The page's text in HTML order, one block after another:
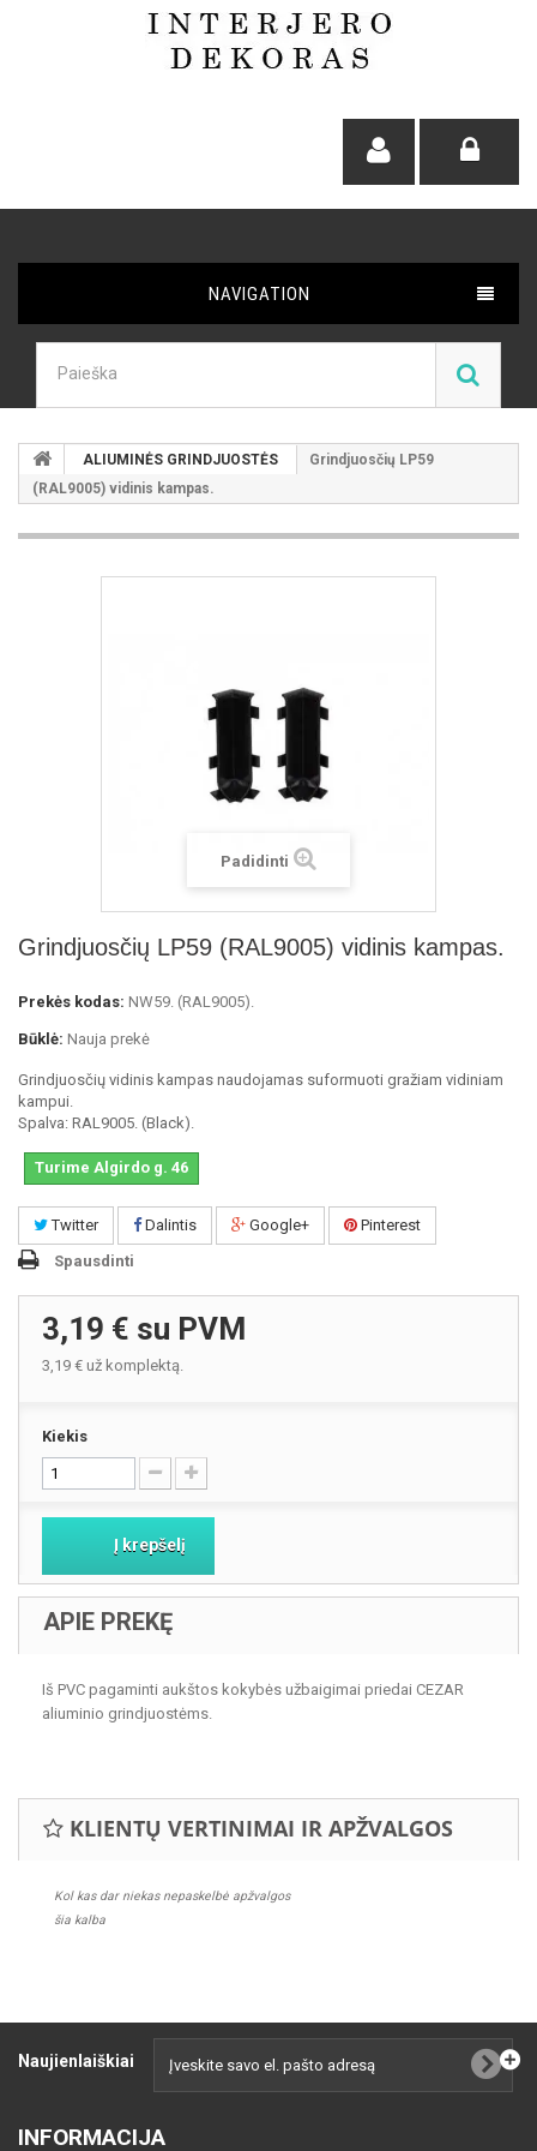
NAVIGATION
ALIUMINĖS GRINDJUOSTĖS
Grindjuosčių LP59
(RAL9005) vidinis kampas.
Padidinti
Grindjuosčių LP59 (RAL9005) vidinis kampas.
Prekės kodas: NW59. (RAL9005).
Būklė: Nauja prekė
Grindjuosčių vidinis kampas naudojamas suformuoti gražiam vidiniam
kampui.
Spalva: RAL9005. (Black).
Turime Algirdo g. 46
Twitter Dalintis Google+
Pinterest
Spausdinti
3,19 € su PVM
3,19 € už komplektą.
Kiekis
Į krepšelį
APIE PREKĘ
Iš PVC pagaminti aukštos kokybės užbaigimai priedai CEZAR
aliuminio grindjuostėms.
KLIENTŲ VERTINIMAI IR APŽVALGOS
Kol kas dar niekas nepaskelbė apžvalgos
šia kalba
Naujienlaiškiai
INFORMACIJA